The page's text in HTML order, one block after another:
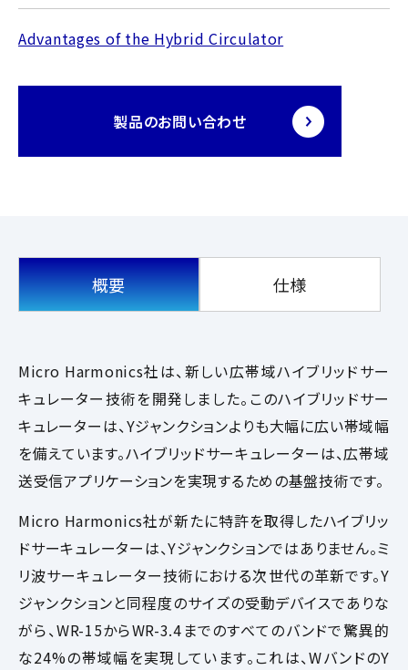
Advantages of the Hybrid Circulator
製品のお問い合わせ
概要 仕様
Micro Harmonics社は、新しい広帯域ハイブリッドサー
キュレーター技術を開発しました。このハイブリッドサー
キュレーターは、Yジャンクションよりも大幅に広い帯域幅
を備えています。ハイブリッドサーキュレーターは、広帯域
送受信アプリケーションを実現するための基盤技術です。
Micro Harmonics社が新たに特許を取得したハイブリッ
ドサーキュレーターは、Yジャンクションではありません。ミ
リ波サーキュレーター技術における次世代の革新です。Y
ジャンクションと同程度のサイズの受動デバイスでありな
がら、WR-15からWR-3.4までのすべてのバンドで驚異的
な24%の帯域幅を実現しています。これは、WバンドのY